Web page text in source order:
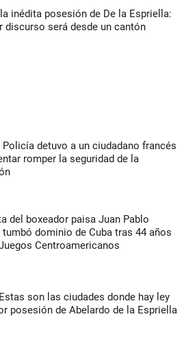
inédita posesión de De la Espriella:
discurso será desde un cantón
Policía detuvo a un ciudadano francés
romper la seguridad de la
del boxeador paisa Juan Pablo
tumbó dominio de Cuba tras 44 años
Centroamericanos
son las ciudades donde hay ley
posesión de Abelardo de la Espriella